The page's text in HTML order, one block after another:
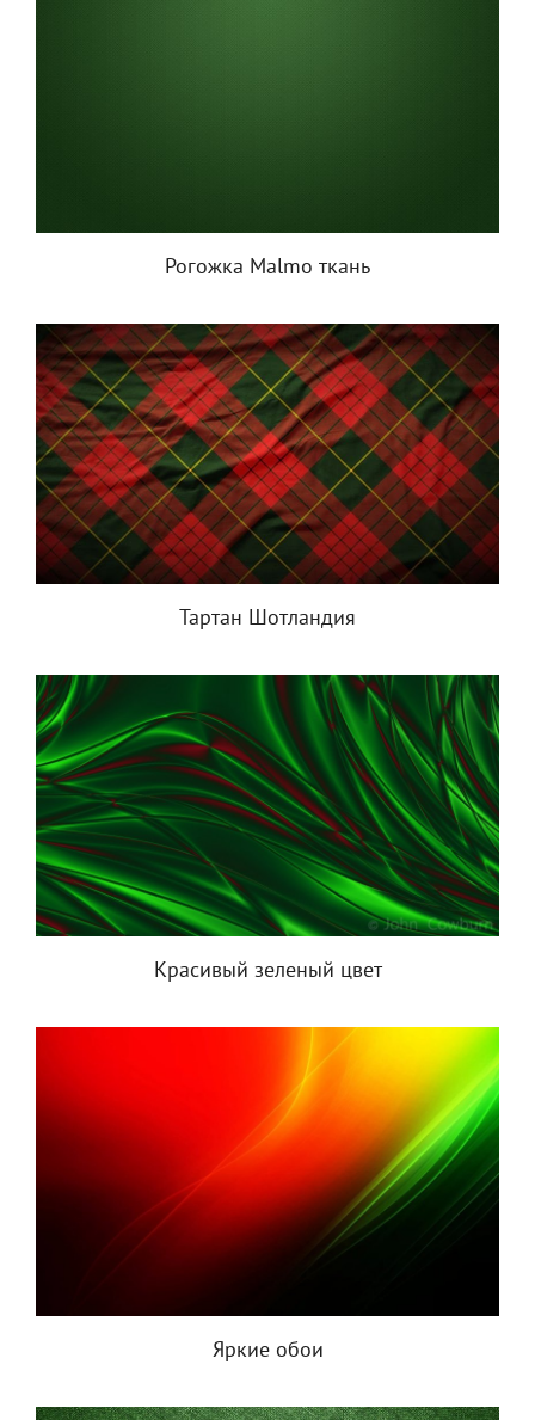
Рогожка Malmo ткань
Тартан Шотландия
Красивый зеленый цвет
Яркие обои